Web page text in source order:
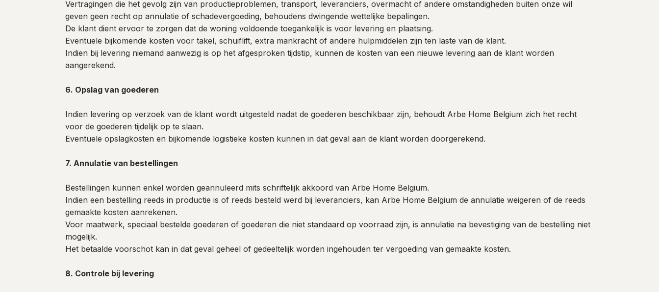
Vertragingen die het gevolg zijn van productieproblemen, transport, leveranciers, overmacht of andere omstandigheden buiten onze wil
geven geen recht op annulatie of schadevergoeding, behoudens dwingende wettelijke bepalingen.
De klant dient ervoor te zorgen dat de woning voldoende toegankelijk is voor levering en plaatsing.
Eventuele bijkomende kosten voor takel, schuiflift, extra mankracht of andere hulpmiddelen zijn ten laste van de klant.
Indien bij levering niemand aanwezig is op het afgesproken tijdstip, kunnen de kosten van een nieuwe levering aan de klant worden
aangerekend.
6. Opslag van goederen
Indien levering op verzoek van de klant wordt uitgesteld nadat de goederen beschikbaar zijn, behoudt Arbe Home Belgium zich het recht
voor de goederen tijdelijk op te slaan.
Eventuele opslagkosten en bijkomende logistieke kosten kunnen in dat geval aan de klant worden doorgerekend.
7. Annulatie van bestellingen
Bestellingen kunnen enkel worden geannuleerd mits schriftelijk akkoord van Arbe Home Belgium.
Indien een bestelling reeds in productie is of reeds besteld werd bij leveranciers, kan Arbe Home Belgium de annulatie weigeren of de reeds
gemaakte kosten aanrekenen.
Voor maatwerk, speciaal bestelde goederen of goederen die niet standaard op voorraad zijn, is annulatie na bevestiging van de bestelling niet
mogelijk.
Het betaalde voorschot kan in dat geval geheel of gedeeltelijk worden ingehouden ter vergoeding van gemaakte kosten.
8. Controle bij levering